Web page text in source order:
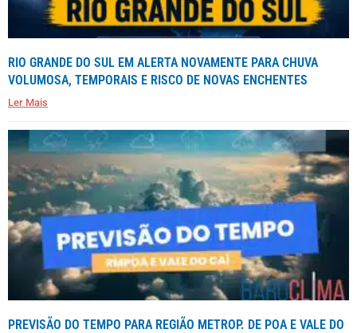
RIO GRANDE DO SUL EM ALERTA NOVAMENTE PARA CHUVA
VOLUMOSA, TEMPORAIS E RISCO DE NOVAS ENCHENTES
Ler Mais
PREVISÃO DO TEMPO PARA REGIÃO METROP. DE POA E VALE DO